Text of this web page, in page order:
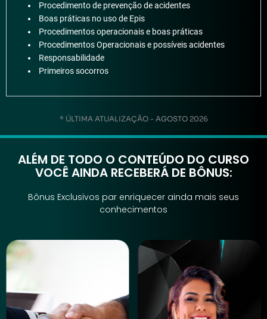
Procedimento de prevenção de acidentes
Boas práticas no uso de Epis
Procedimentos operacionais e boas práticas
Procedimentos Operacionais e possíveis acidentes
Responsabilidade
Primeiros socorros
* ÚLTIMA ATUALIZAÇÃO - AGOSTO 2026
ALÉM DE TODO O CONTEÚDO DO CURSO
VOCÊ AINDA RECEBERÁ DE BÔNUS:
Bônus Exclusivos par enriquecer ainda mais seus
conhecimentos